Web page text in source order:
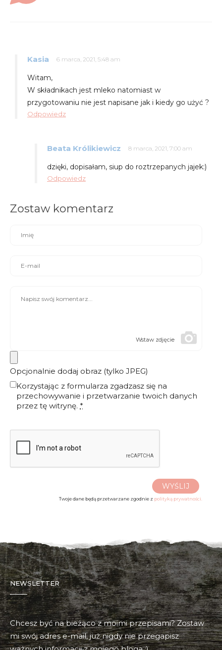
Kasia 6 marca, 2021, 5:48 am
Witam,
W składnikach jest mleko natomiast w
przygotowaniu nie jest napisane jak i kiedy go użyć ?
Odpowiedz
Beata Królikiewicz 8 marca, 2021, 7:00 am
dzięki, dopisałam, siup do roztrzepanych jajek:)
Odpowiedz
Zostaw komentarz
Wstaw zdjęcie
Opcjonalnie dodaj obraz (tylko JPEG)
Korzystając z formularza zgadzasz się na
przechowywanie i przetwarzanie twoich danych
przez tę witrynę. *
WYŚLIJ
Twoje dane będą przetwarzane zgodnie z polityką prywatności.
NEWSLETTER
Chcesz być na bieżąco z moimi przepisami? Zostaw
mi swój adres e-mail, już nigdy nie przegapisz